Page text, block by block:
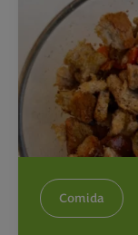
Comida